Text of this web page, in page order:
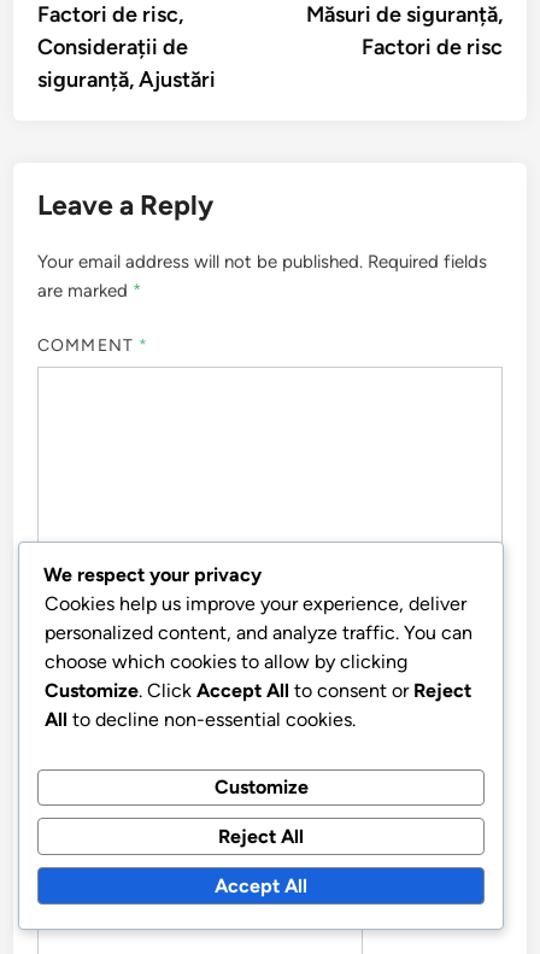
Factori de risc,
Considerații de
siguranță, Ajustări
Măsuri de siguranță,
Factori de risc
Leave a Reply
Your email address will not be published. Required fields
are marked *
COMMENT *
NAME*
WEBSITE
We respect your privacy
Cookies help us improve your experience, deliver
personalized content, and analyze traffic. You can
choose which cookies to allow by clicking
Customize. Click Accept All to consent or Reject
All to decline non-essential cookies.
Customize
Reject All
Accept All